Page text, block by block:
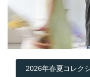
2026年春夏コレク